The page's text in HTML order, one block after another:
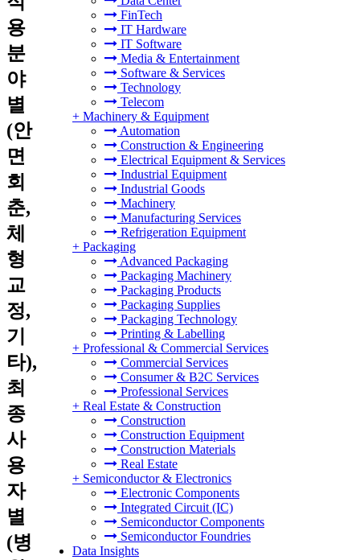
FinTech
IT Hardware
IT Software
Media & Entertainment
Software & Services
Technology
Telecom
+ Machinery & Equipment
Automation
Construction & Engineering
Electrical Equipment & Services
Industrial Equipment
Industrial Goods
Machinery
Manufacturing Services
Refrigeration Equipment
+ Packaging
Advanced Packaging
Packaging Machinery
Packaging Products
Packaging Supplies
Packaging Technology
Printing & Labelling
+ Professional & Commercial Services
Commercial Services
Consumer & B2C Services
Professional Services
+ Real Estate & Construction
Construction
Construction Equipment
Construction Materials
Real Estate
+ Semiconductor & Electronics
Electronic Components
Integrated Circuit (IC)
Semiconductor Components
Semiconductor Foundries
Data Insights
용
분
야
별
(안
면
회
춘,
체
형
교
정,
기
타),
최
종
사
용
자
별
(병